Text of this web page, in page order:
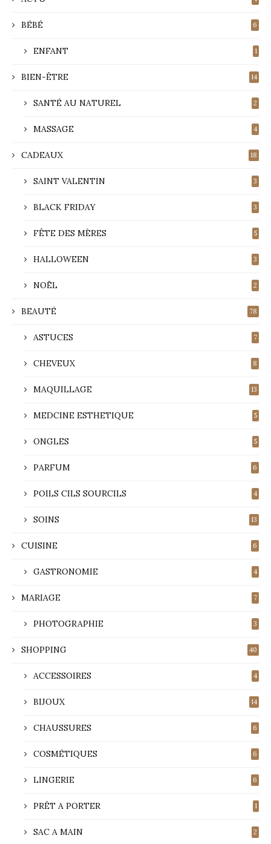
BÉBÉ 6
ENFANT 1
BIEN-ÊTRE 14
SANTÉ AU NATUREL 2
MASSAGE 4
CADEAUX 18
SAINT VALENTIN 3
BLACK FRIDAY 3
FÊTE DES MÈRES 5
HALLOWEEN 3
NOËL 2
BEAUTÉ 78
ASTUCES 7
CHEVEUX 8
MAQUILLAGE 13
MEDCINE ESTHETIQUE 5
ONGLES 5
PARFUM 6
POILS CILS SOURCILS 4
SOINS 13
CUISINE 6
GASTRONOMIE 4
MARIAGE 7
PHOTOGRAPHIE 3
SHOPPING 40
ACCESSOIRES 4
BIJOUX 14
CHAUSSURES 6
COSMÉTIQUES 6
LINGERIE 6
PRÊT A PORTER 1
SAC A MAIN 2